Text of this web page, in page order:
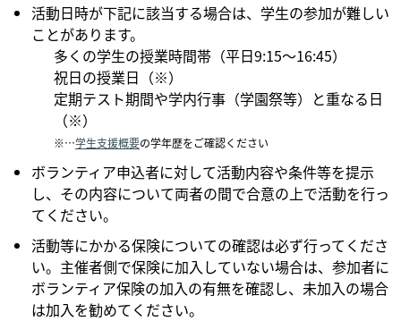
活動日時が下記に該当する場合は、学生の参加が難しい
ことがあります。
多くの学生の授業時間帯（平日9:15～16:45）
祝日の授業日（※）
定期テスト期間や学内行事（学園祭等）と重なる日
（※）
※…学生支援概要の学年歴をご確認ください
ボランティア申込者に対して活動内容や条件等を提示
し、その内容について両者の間で合意の上で活動を行っ
てください。
活動等にかかる保険についての確認は必ず行ってくださ
い。主催者側で保険に加入していない場合は、参加者に
ボランティア保険の加入の有無を確認し、未加入の場合
は加入を勧めてください。